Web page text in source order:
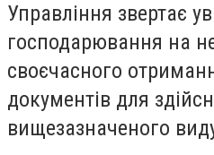
Управління звертає
господарювання на
своєчасного
документів для
вищезазначеного